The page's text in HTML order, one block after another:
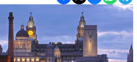
مواقف
وليد جنبلاطالحزب
ابحث